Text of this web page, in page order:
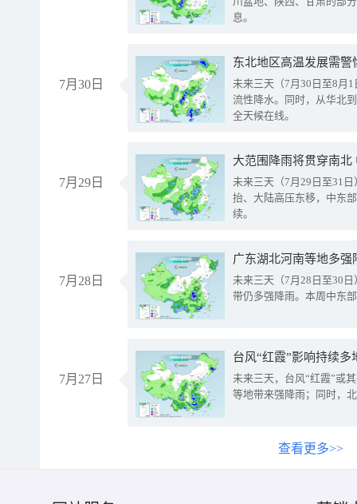
息。
7月30日
东北地区高温发展需
未来三天（7月30日至8月
流性降水。同时，从华北
全天候在线。
7月29日
大范围降雨将贯穿南
未来三天（7月29日至31
抬、大陆高压东移，中东
续。
7月28日
广东湖北河南等地多
未来三天（7月28日至30
带仍多强降雨。本周中东
7月27日
台风“红霞”影响持续
未来三天，台风“红霞”或
等地带来强降雨；同时，
查看更多>>